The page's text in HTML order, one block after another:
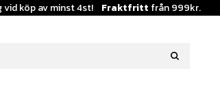
vid köp av minst 4st! Fraktfritt från 999kr.